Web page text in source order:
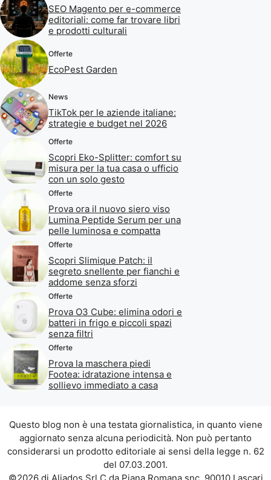
SEO Magento per e-commerce
editoriali: come far trovare libri
e prodotti culturali
Offerte
EcoPest Garden
News
TikTok per le aziende italiane:
strategie e budget nel 2026
Offerte
Scopri Eko-Splitter: comfort su
misura per la tua casa o ufficio
con un solo gesto
Offerte
Prova ora il nuovo siero viso
Lumina Peptide Serum per una
pelle luminosa e compatta
Offerte
Scopri Slimique Patch: il
segreto snellente per fianchi e
addome senza sforzi
Offerte
Prova O3 Cube: elimina odori e
batteri in frigo e piccoli spazi
senza filtri
Offerte
Prova la maschera piedi
Footea: idratazione intensa e
sollievo immediato a casa
Questo blog non è una testata giornalistica, in quanto viene
aggiornato senza alcuna periodicità. Non può pertanto
considerarsi un prodotto editoriale ai sensi della legge n. 62
del 07.03.2001.
©2026 di Aliados Srl C.da Piana Romana snc, 90010 Lascari